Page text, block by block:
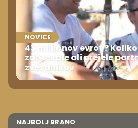
NOVICE
43 milijonov evrov?
zahtevale ali prejele
zvezdnikov
NAJBOLJ BRANO